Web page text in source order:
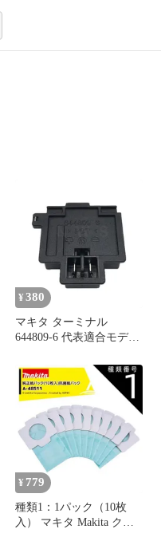
¥ 380
マキタ ターミナル
644809-6 代表適合モデ
ノコ HS630D他用 純正 部
品 機械 電動 工具 メンテ
ナンス 修理 交換 消耗品
予備
¥ 779
種類1：1パック（10枚
入） マキタ Makita クリ